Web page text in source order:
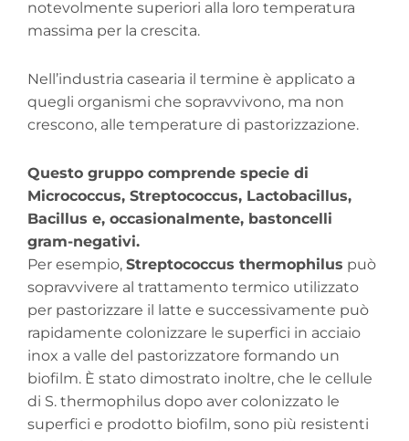
notevolmente superiori alla loro temperatura
massima per la crescita.
Nell’industria casearia il termine è applicato a
quegli organismi che sopravvivono, ma non
crescono, alle temperature di pastorizzazione.
Questo gruppo comprende specie di
Micrococcus, Streptococcus, Lactobacillus,
Bacillus e, occasionalmente, bastoncelli
gram-negativi.
Per esempio, Streptococcus thermophilus può
sopravvivere al trattamento termico utilizzato
per pastorizzare il latte e successivamente può
rapidamente colonizzare le superfici in acciaio
inox a valle del pastorizzatore formando un
biofilm. È stato dimostrato inoltre, che le cellule
di S. thermophilus dopo aver colonizzato le
superfici e prodotto biofilm, sono più resistenti